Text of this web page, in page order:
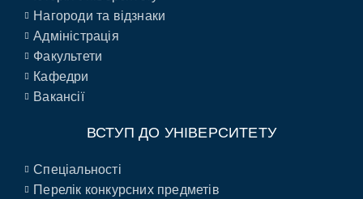
Нагороди та відзнаки
Адміністрація
Факультети
Кафедри
Вакансії
ВСТУП ДО УНІВЕРСИТЕТУ
Спеціальності
Перелік конкурсних предметів